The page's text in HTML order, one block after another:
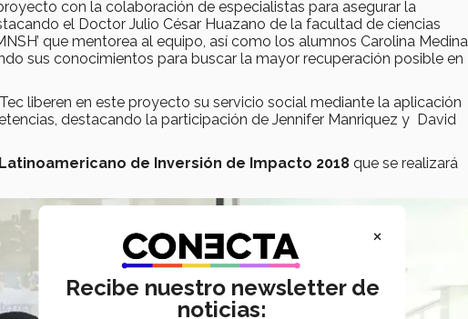
con la colaboración de especialistas para asegurar la
el Doctor Julio César Huazano de la facultad de ciencias
que mentorea al equipo, así como los alumnos Carolina Medina
sus conocimientos para buscar la mayor recuperación posible en
liberen en este proyecto su servicio social mediante la aplicación
destacando la participación de Jennifer Manriquez y David
de Inversión de Impacto 2018 que se realizará
×
Recibe nuestro newsletter de
noticias: